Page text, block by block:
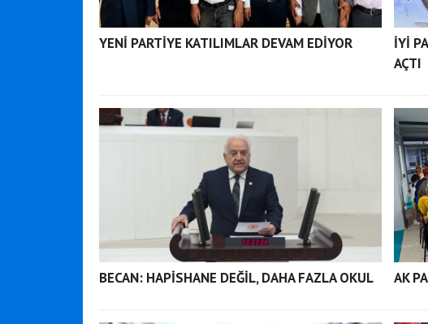
YENİ PARTİYE KATILIMLAR DEVAM EDİYOR
İYİ
AÇTI
BECAN: HAPİSHANE DEĞİL, DAHA FAZLA OKUL AK